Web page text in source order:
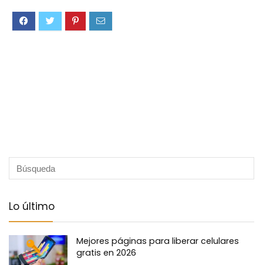
Lo último
Mejores páginas para liberar celulares
gratis en 2026